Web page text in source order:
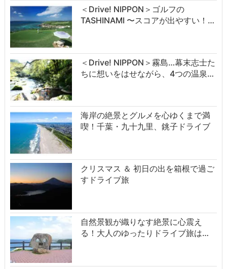
＜Drive! NIPPON＞ゴルフの
TASHINAMI 〜スコアが出やすい！…
＜Drive! NIPPON＞霧島…幕末志士た
ちに想いをはせながら、4つの温泉…
海岸の絶景とグルメを心ゆくまで満
喫！千葉・九十九里、銚子ドライブ
クリスマス ＆ 初日の出を箱根で過ご
すドライブ旅
自然景観が織りなす絶景に心震え
る！大人のゆったりドライブ旅は…